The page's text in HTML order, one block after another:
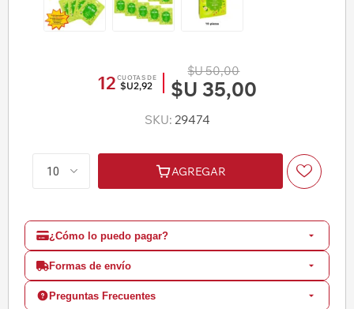
12 CUOTAS DE
$U2,92
$U 50,00
$U 35,00
SKU: 29474
AGREGAR
¿Cómo lo puedo pagar?
Formas de envío
Preguntas Frecuentes